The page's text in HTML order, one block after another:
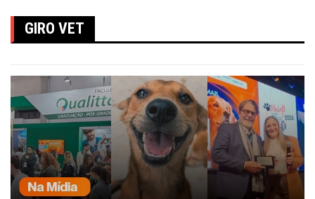
GIRO VET